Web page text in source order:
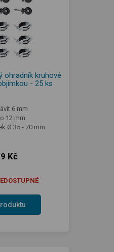
ohradník kruhové
- 25 ks
6 mm
12 mm
Ø 35 - 70 mm
Kč